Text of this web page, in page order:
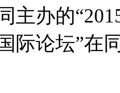
主办的
际论坛”在